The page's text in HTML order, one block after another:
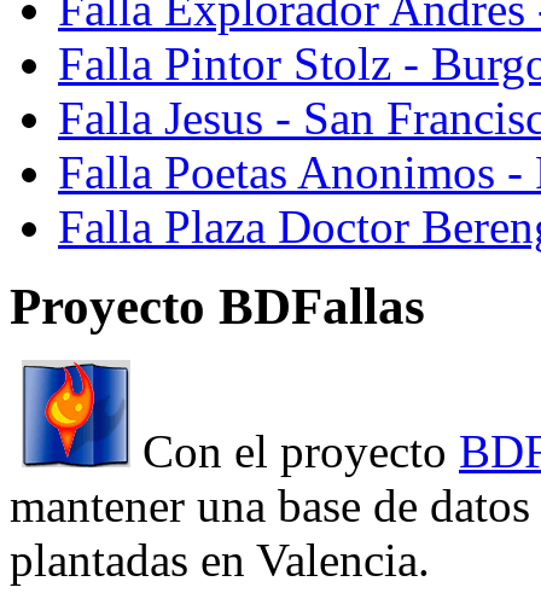
Falla Pintor Stolz -
Falla Jesus - San
Falla Poetas Anonimos
Falla Plaza Doctor
Proyecto BDFallas
Con el proyecto
mantener una base de
plantadas en Valencia.